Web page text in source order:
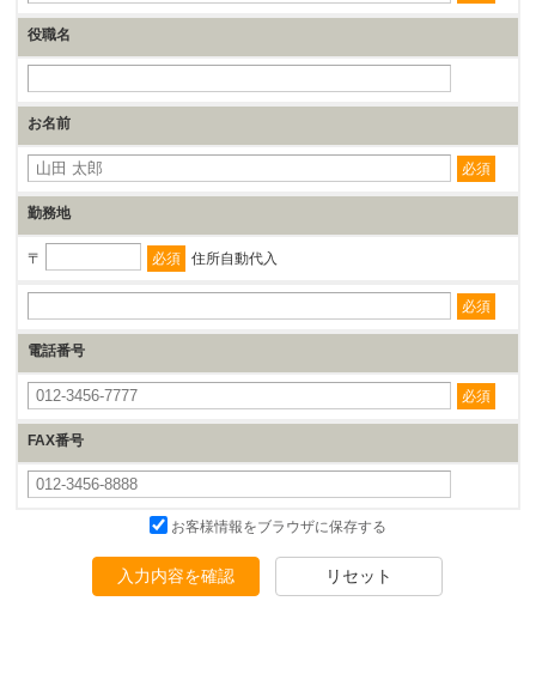
役職名
お名前
必須
勤務地
必須 住所自動代入
必須
電話番号
必須
FAX番号
お客様情報をブラウザに保存する
入力内容を確認 リセット